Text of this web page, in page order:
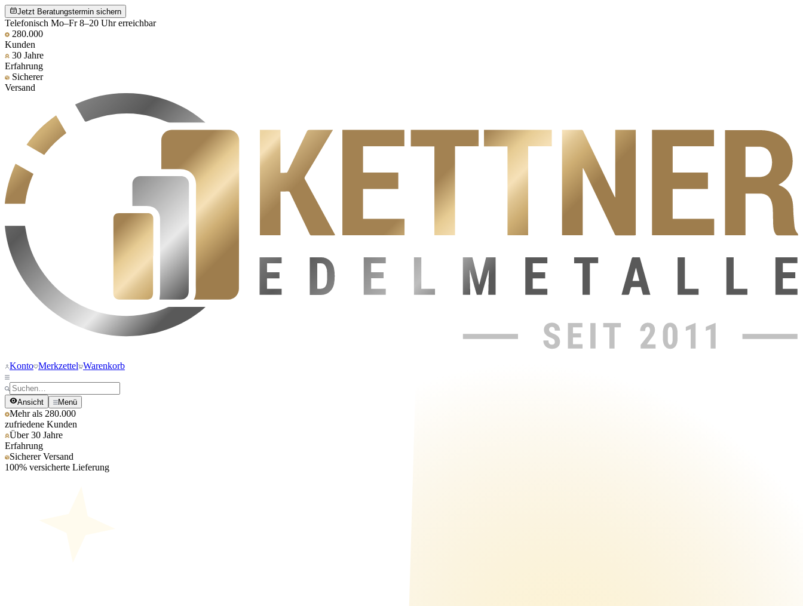
Jetzt Beratungstermin sichern
Telefonisch Mo–Fr 8–20 Uhr erreichbar
280.000
Kunden
30 Jahre
Erfahrung
Sicherer
Versand
Konto Merkzettel Warenkorb
Ansicht Menü
Mehr als 280.000
zufriedene Kunden
Über 30 Jahre
Erfahrung
Sicherer Versand
100% versicherte Lieferung